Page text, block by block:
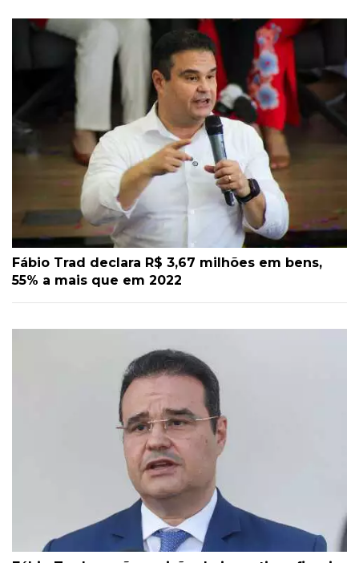
Fábio Trad declara R$ 3,67 milhões em bens,
55% a mais que em 2022